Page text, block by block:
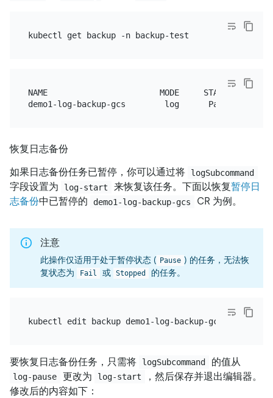
NAME                       MODE     STATUS    ....
恢复日志备份
如果日志备份任务已暂停，你可以通过将
logSubcommand
字段设置为 log-start 来恢复该任务。下面以恢复暂停日
志备份中已暂停的 demo1-log-backup-gcs CR 为例。
注意
此操作仅适用于处于暂停状态 ( Pause ) 的任务，无法恢
复状态为
Fail 或 Stopped 的任务。
要恢复日志备份任务，只需将 logSubcommand 的值从
log-pause 更改为 log-start
，然后保存并退出编辑器。
修改后的内容如下：